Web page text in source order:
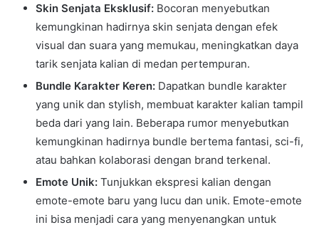
Skin Senjata Eksklusif: Bocoran menyebutkan
kemungkinan hadirnya skin senjata dengan efek
visual dan suara yang memukau, meningkatkan daya
tarik senjata kalian di medan pertempuran.
Bundle Karakter Keren: Dapatkan bundle karakter
yang unik dan stylish, membuat karakter kalian tampil
beda dari yang lain. Beberapa rumor menyebutkan
kemungkinan hadirnya bundle bertema fantasi, sci-fi,
atau bahkan kolaborasi dengan brand terkenal.
Emote Unik: Tunjukkan ekspresi kalian dengan
emote-emote baru yang lucu dan unik. Emote-emote
ini bisa menjadi cara yang menyenangkan untuk